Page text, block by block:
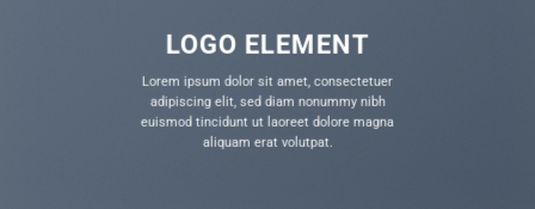
LOGO ELEMENT
Lorem ipsum dolor sit amet, consectetuer
adipiscing elit, sed diam nonummy nibh
euismod tincidunt ut laoreet dolore magna
aliquam erat volutpat.